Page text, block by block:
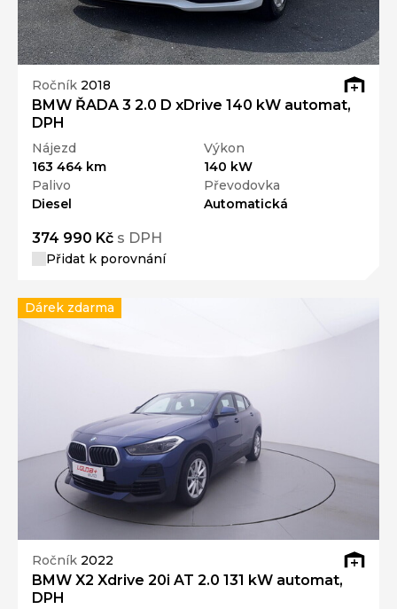
Ročník 2018
BMW ŘADA 3 2.0 D xDrive 140 kW automat,
DPH
Nájezd
163 464 km
Výkon
140 kW
Palivo
Diesel
Převodovka
Automatická
374 990 Kč s DPH
Přidat k porovnání
Ročník 2022
BMW X2 Xdrive 20i AT 2.0 131 kW automat,
DPH
Dárek zdarma